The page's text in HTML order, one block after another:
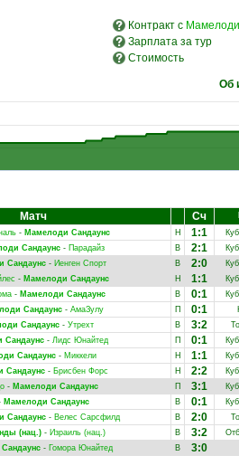
Контракт с
Зарплата за тур
Стоимость
Об
Матч Сч
- Мамелоди Сандаунс Н 1:1
Сандаунс - Парадайз В 2:1
Сандаунс - Иенген Спорт В 2:0
- Мамелоди Сандаунс Н 1:1
- Мамелоди Сандаунс В 0:1
Сандаунс- АмаЗулу П 0:1
Сандаунс- Утрехт В 3:2
Сандаунс - Лидс Юнайтед П 0:1
Сандаунс - Миккели Н 1:1
Сандаунс- Брисбен Форс Н 2:2
- Мамелоди Сандаунс П 3:1
Мамелоди Сандаунс В 0:1
Сандаунс- Велес Сарсфилд В 2:0
(нац.)- Израиль (нац.) В 3:2
- Гомора Юнайтед В 3:0